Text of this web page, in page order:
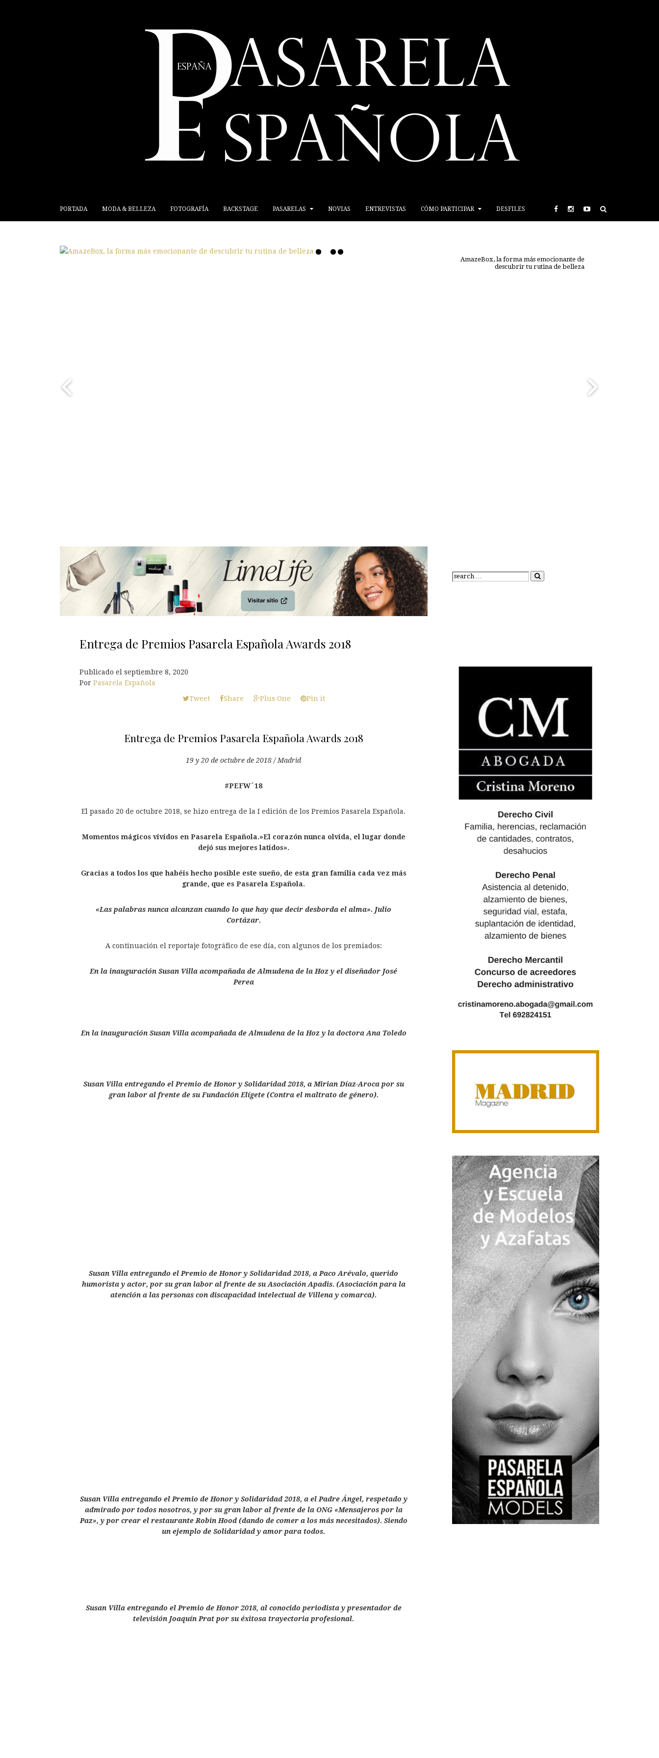
PORTADA MODA & BELLEZA FOTOGRAFÍA BACKSTAGE PASARELAS NOVIAS ENTREVISTAS CÓMO PARTICIPAR DESFILES
AmazeBox, la forma más emocionante de
descubrir tu rutina de belleza
Visitar sitio
Entrega de Premios Pasarela Española Awards 2018
Publicado el septiembre 8, 2020
Por Pasarela Española
Tweet
Share Plus One Pin it
Entrega de Premios Pasarela Española Awards 2018
19 y 20 de octubre de 2018 / Madrid
#PEFW´18
El pasado 20 de octubre 2018, se hizo entrega de la I edición de los Premios Pasarela Española.
Momentos mágicos vividos en Pasarela Española.»El corazón nunca olvida, el lugar donde
dejó sus mejores latidos».
Gracias a todos los que habéis hecho posible este sueño, de esta gran familia cada vez más
grande, que es Pasarela Española.
«Las palabras nunca alcanzan cuando lo que hay que decir desborda el alma». Julio
Cortázar.
A continuación el reportaje fotográfico de ese día, con algunos de los premiados:
En la inauguración Susan Villa acompañada de Almudena de la Hoz y el diseñador José
Perea
En la inauguración Susan Villa acompañada de Almudena de la Hoz y la doctora Ana Toledo
Susan Villa entregando el Premio de Honor y Solidaridad 2018, a Mirian Díaz-Aroca por su
gran labor al frente de su Fundación Elígete (Contra el maltrato de género).
Susan Villa entregando el Premio de Honor y Solidaridad 2018, a Paco Arévalo, querido
humorista y actor, por su gran labor al frente de su Asociación Apadis. (Asociación para la
atención a las personas con discapacidad intelectual de Villena y comarca).
Susan Villa entregando el Premio de Honor y Solidaridad 2018, a el Padre Ángel, respetado y
admirado por todos nosotros, y por su gran labor al frente de la ONG «Mensajeros por la
Paz», y por crear el restaurante Robin Hood (dando de comer a los más necesitados). Siendo
un ejemplo de Solidaridad y amor para todos.
Susan Villa entregando el Premio de Honor 2018, al conocido periodista y presentador de
televisión Joaquín Prat por su éxitosa trayectoria profesional.